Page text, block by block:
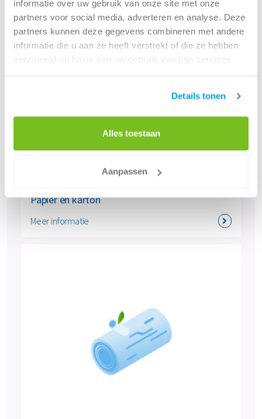
informatie over uw gebruik van onze site met onze
partners voor social media, adverteren en analyse. Deze
partners kunnen deze gegevens combineren met andere
informatie die u aan ze heeft verstrekt of die ze hebben
verzameld op basis van uw gebruik van hun services.
Details tonen
Alles toestaan
Aanpassen
Papier en karton
Meer informatie